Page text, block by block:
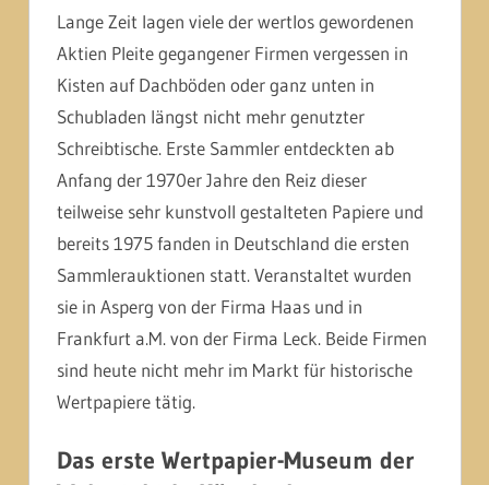
Lange Zeit lagen viele der wertlos gewordenen
Aktien Pleite gegangener Firmen vergessen in
Kisten auf Dachböden oder ganz unten in
Schubladen längst nicht mehr genutzter
Schreibtische. Erste Sammler entdeckten ab
Anfang der 1970er Jahre den Reiz dieser
teilweise sehr kunstvoll gestalteten Papiere und
bereits 1975 fanden in Deutschland die ersten
Sammlerauktionen statt. Veranstaltet wurden
sie in Asperg von der Firma Haas und in
Frankfurt a.M. von der Firma Leck. Beide Firmen
sind heute nicht mehr im Markt für historische
Wertpapiere tätig.
Das erste Wertpapier-Museum der